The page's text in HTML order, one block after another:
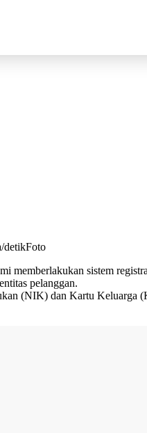
detikFoto
sistem
pelanggan.
(NIK) dan Kartu